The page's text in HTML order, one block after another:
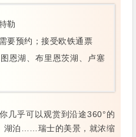
勒
要预约；接受欧铁通票
恩湖、布里恩茨湖、卢塞
几乎可以观赏到沿途360°的
湖泊……瑞士的美景，就浓缩